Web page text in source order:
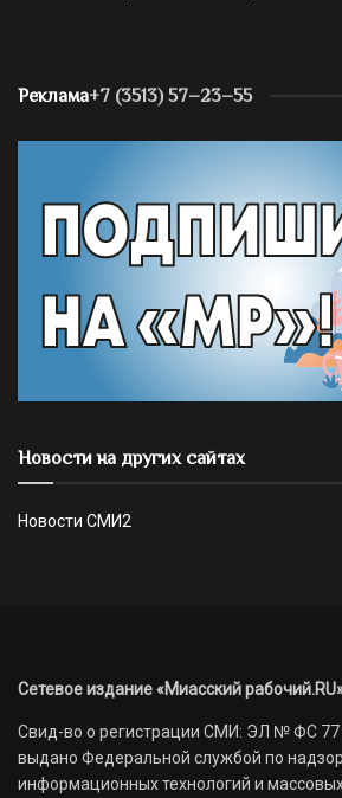
Реклама+7 (3513) 57–23–55
Новости на других сайтах
Новости СМИ2
Сетевое издание «Миасский
Свид-во о регистрации СМИ: ЭЛ № ФС 77
выдано Федеральной службой по
информационных технологий и